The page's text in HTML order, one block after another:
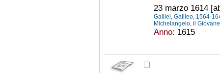
23 marzo 1614
Galilei, Galileo, 1564-
Michelangelo, il
Anno: 1615